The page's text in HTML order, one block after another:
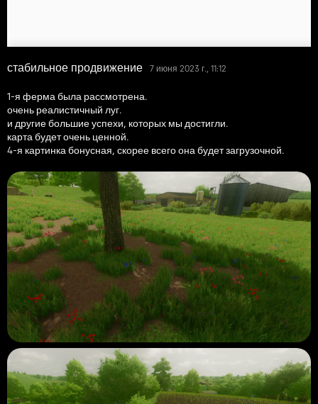
стабильное продвижение 7 июня 2023 г., 11:12
1-я ферма была рассмотрена.
очень реалистичный луг.
и другие большие успехи, которых мы достигли.
карта будет очень ценной.
4-я картинка бонусная, скорее всего она будет загрузочной.